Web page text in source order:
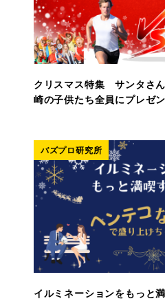
クリスマス特集 サンタさ
崎の子供たち全員にプレゼ
バズプロ研究所
イルミネーションをもっと